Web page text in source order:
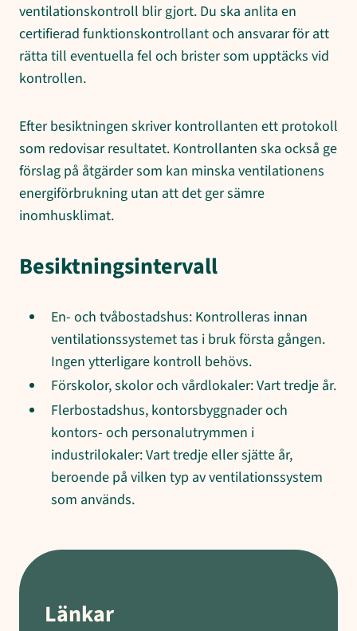
ventilationskontroll blir gjort. Du ska anlita en
certifierad funktionskontrollant och ansvarar för att
rätta till eventuella fel och brister som upptäcks vid
kontrollen.
Efter besiktningen skriver kontrollanten ett protokoll
som redovisar resultatet. Kontrollanten ska också ge
förslag på åtgärder som kan minska ventilationens
energiförbrukning utan att det ger sämre
inomhusklimat.
Besiktningsintervall
En- och tvåbostadshus: Kontrolleras innan
ventilationssystemet tas i bruk första gången.
Ingen ytterligare kontroll behövs.
Förskolor, skolor och vårdlokaler: Vart tredje år.
Flerbostadshus, kontorsbyggnader och
kontors- och personalutrymmen i
industrilokaler: Vart tredje eller sjätte år,
beroende på vilken typ av ventilationssystem
som används.
Länkar